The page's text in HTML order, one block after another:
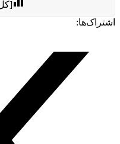
[کل:0